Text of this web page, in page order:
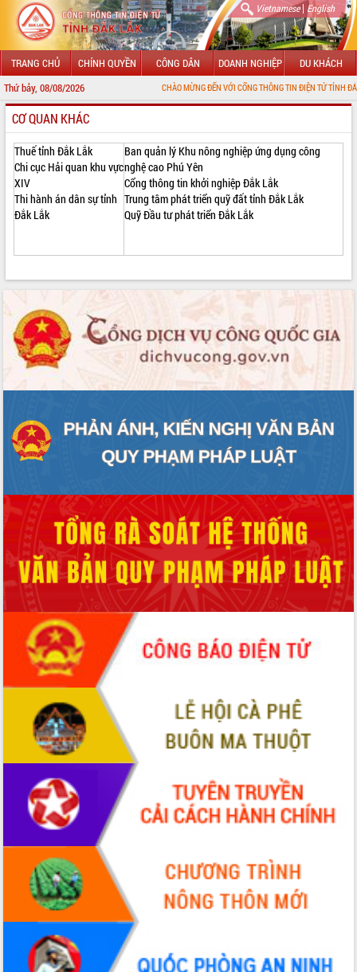
Vietnamese| English
TRANG CHỦ CHÍNH QUYỀN CÔNG DÂN DOANH NGHIỆP DU KHÁCH
Thứ bảy, 08/08/2026 CHÀO MỪNG ĐẾN VỚI CỔNG THÔNG TIN ĐIỆN TỬ TỈNH ĐẮK LẮK
GIỚI THIỆU
LÃNH ĐẠO UBND TỈNH
TIN TỨC SỰ KIỆN
SỞ, BAN, NGÀNH
THÔNG TIN CHỈ ĐẠO ĐIỀU HÀNH
HỆ THỐNG VĂN BẢN
VĂN BẢN HĐND TỈNH
ĐIỂM TIN VĂN BẢN
CƠ QUAN KHÁC
Thuế tỉnh Đắk Lắk
Chi cục Hải quan khu vực
XIV
Thi hành án dân sự tỉnh
Đắk Lắk
Ban quản lý Khu nông nghiệp ứng dụng công
nghệ cao Phú Yên
Cổng thông tin khởi nghiệp Đắk Lắk
Trung tâm phát triển quỹ đất tỉnh Đắk Lắk
Quỹ Đầu tư phát triển Đắk Lắk